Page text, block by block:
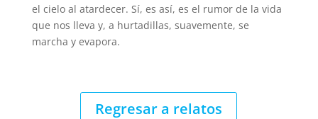
el cielo al atardecer. Sí, es así, es el rumor de la vida
que nos lleva y, a hurtadillas, suavemente, se
marcha y evapora.
Regresar a relatos